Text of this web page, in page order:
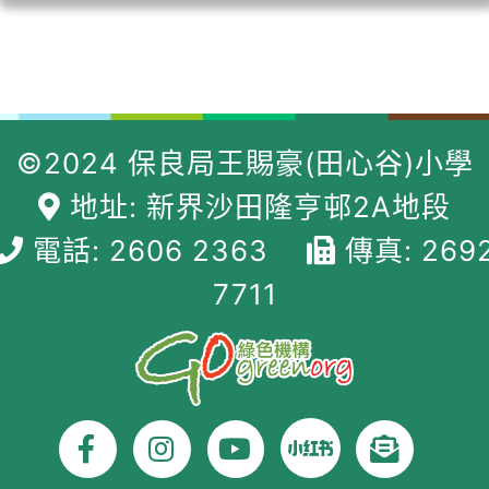
©2024 保良局王賜豪(田心谷)小學
地址: 新界沙田隆亨邨2A地段
電話: 2606 2363
傳真:
7711